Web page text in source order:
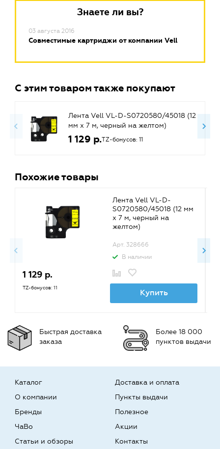
Знаете ли вы?
03 августа 2016
Совместимые картриджи от компании Vell
С этим товаром также покупают
Лента Vell VL-D-S0720580/45018 (12
мм х 7 м, черный на желтом)
1 129 р.TZ-бонусов: 11
Похожие товары
Лента Vell VL-D-
S0720580/45018 (12 мм
х 7 м, черный на
желтом)
Арт. 328666
В наличии
1 129 р.
TZ-бонусов: 11 Купить
Быстрая доставка
заказа
Более 18 000
пунктов выдачи
Каталог
О компании
Бренды
Доставка и оплата
Пункты выдачи
Полезное
ЧаВо
Статьи и обзоры
Акции
Контакты